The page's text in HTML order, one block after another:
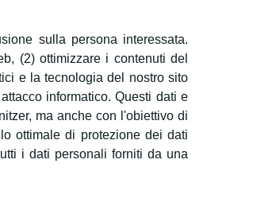
sulla persona interessata.
(2) ottimizzare i contenuti del
e la tecnologia del nostro sito
informatico. Questi dati e
ma anche con l'obiettivo di
ottimale di protezione dei dati
i dati personali forniti da una